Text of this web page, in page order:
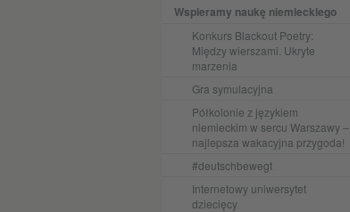
Wspieramy naukę niemieckiego
Konkurs Blackout Poetry:
Między wierszami. Ukryte
marzenia
Gra symulacyjna
Półkolonie z językiem
niemieckim w sercu Warszawy –
najlepsza wakacyjna przygoda!
#deutschbewegt
Internetowy uniwersytet
dziecięcy